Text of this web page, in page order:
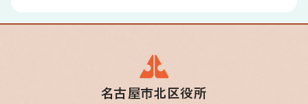
名古屋市北区役所